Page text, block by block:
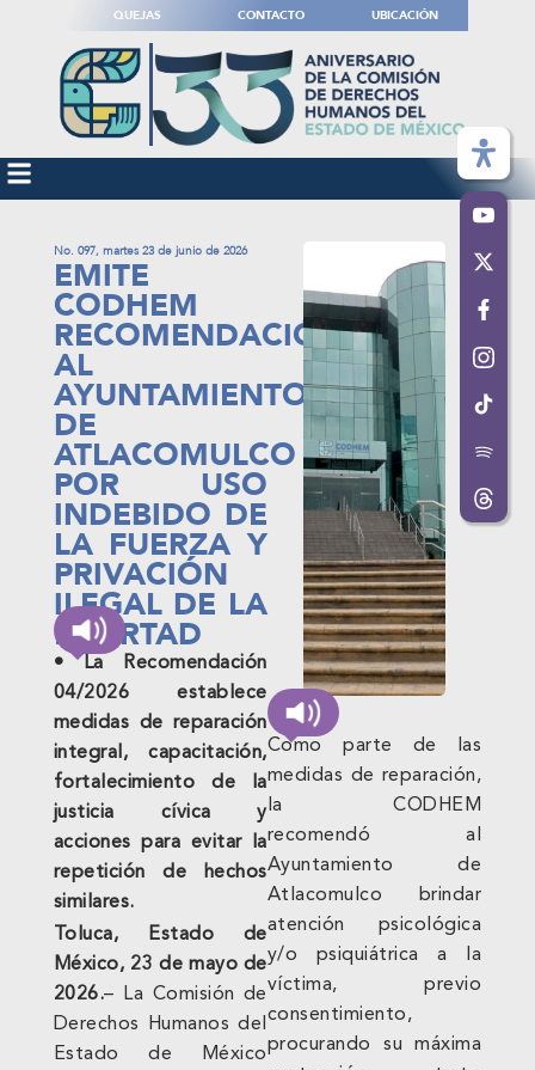
QUEJAS CONTACTO UBICACIÓN
No. 097, martes 23 de junio de 2026
EMITE
CODHEM
RECOMENDACIÓN
AL
AYUNTAMIENTO
DE
ATLACOMULCO
POR USO
INDEBIDO DE
LA FUERZA Y
PRIVACIÓN
ILEGAL DE LA
LIBERTAD
• La Recomendación
04/2026 establece
medidas de reparación
integral, capacitación,
fortalecimiento de la
justicia cívica y
acciones para evitar la
repetición de hechos
similares.
Toluca, Estado de
México, 23 de mayo de
2026.– La Comisión de
Derechos Humanos del
Estado de México
Como parte de las
medidas de reparación,
la CODHEM
recomendó al
Ayuntamiento de
Atlacomulco brindar
atención psicológica
y/o psiquiátrica a la
víctima, previo
consentimiento,
procurando su máxima